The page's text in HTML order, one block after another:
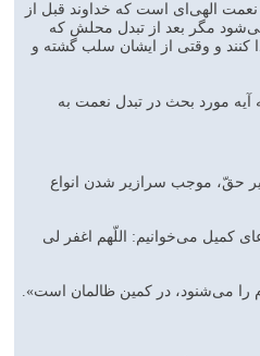
نعمت الهى‌اى است كه خداوند قبل از
مگر بعد از تبدل محلش كه
كنند و وقتى از ايشان سلب گشته و
آيه مورد بحث در تبدل نعمت به
حقّ‌، موجب سرازير شدن انواع
كميل مى‌خوانيم: اللّهم اغفر لى
را مى‌شنود، در كمين ظالمان است».